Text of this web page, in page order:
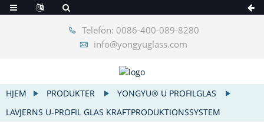
Telefon: 0086-400-089-8280
info@yongyuglass.com
HJEM PRODUKTER
YONGYU® U PROFILGLAS
LAVJERNS U-PROFIL GLAS KRAFTPRODUKTIONSSYSTEM